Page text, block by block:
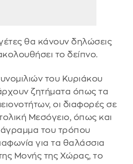
θα κάνουν δηλώσεις
το δείπνο.
του Κυριάκου
ζητήματα όπως τα
οι διαφορές σε
Μεσόγειο, όπως και
του τρόπου
για τα θαλάσσια
Μονής της Χώρας, το